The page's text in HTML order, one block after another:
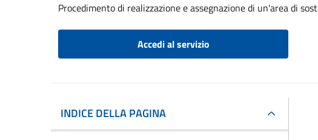
Procedimento di realizzazione e assegnazione di un'area di
Accedi al servizio
INDICE DELLA PAGINA